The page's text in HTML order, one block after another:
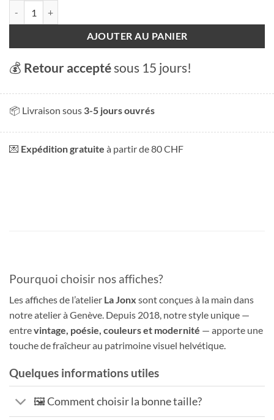
AJOUTER AU PANIER
💰 Retour acceptésous 15 jours!
📦 Livraison sous 3-5 jours ouvrés
💌 Expédition gratuite à partir de 80 CHF
Pourquoi choisir nos affiches?
Les affiches de l’atelier La Jonx sont conçues à la main dans
notre atelier à Genève. Depuis 2018, notre style unique —
entrevintage, poésie, couleurs et modernité — apporte une
touche de fraîcheur au patrimoine visuel helvétique.
Quelques informations utiles
🖼️ Comment choisir la bonne taille?